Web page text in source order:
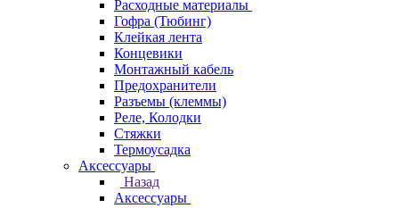
Расходные материалы
Гофра (Тюбинг)
Клейкая лента
Концевики
Монтажный кабель
Предохранители
Разъемы (клеммы)
Реле, Колодки
Стяжки
Термоусадка
Аксессуары
Назад
Аксессуары